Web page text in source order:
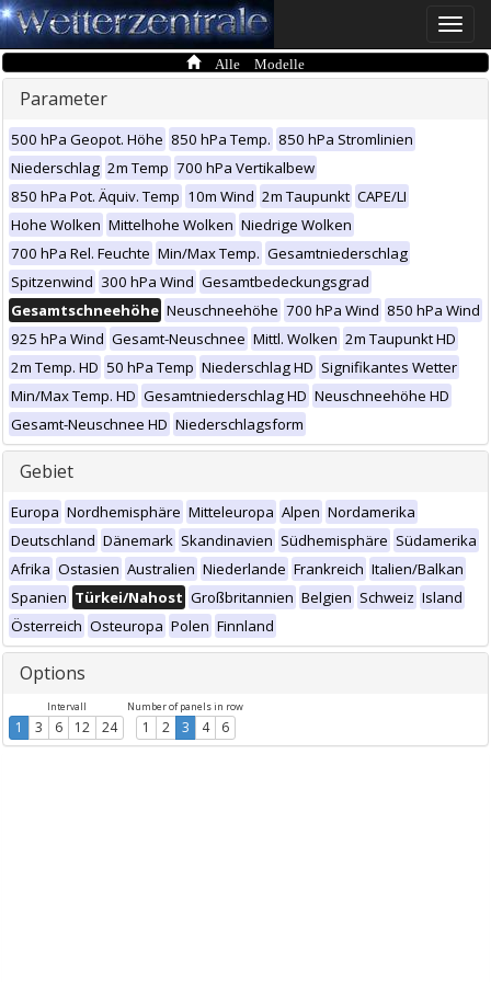
Toggle
Alle Modelle
Parameter
500 hPa Geopot. Höhe 850 hPa Temp. 850 hPa Stromlinien
Niederschlag 2m Temp 700 hPa Vertikalbew
850 hPa Pot. Äquiv. Temp 10m Wind 2m Taupunkt CAPE/LI
Hohe Wolken Mittelhohe Wolken Niedrige Wolken
700 hPa Rel. Feuchte Min/Max Temp. Gesamtniederschlag
Spitzenwind 300 hPa Wind Gesamtbedeckungsgrad
Gesamtschneehöhe Neuschneehöhe 700 hPa Wind 850 hPa Wind
925 hPa Wind Gesamt-Neuschnee Mittl. Wolken 2m Taupunkt HD
2m Temp. HD 50 hPa Temp Niederschlag HD Signifikantes Wetter
Min/Max Temp. HD Gesamtniederschlag HD Neuschneehöhe HD
Gesamt-Neuschnee HD Niederschlagsform
Gebiet
Europa Nordhemisphäre Mitteleuropa Alpen Nordamerika
Deutschland Dänemark Skandinavien Südhemisphäre Südamerika
Afrika Ostasien Australien Niederlande Frankreich Italien/Balkan
Spanien Türkei/Nahost Großbritannien Belgien Schweiz Island
Österreich Osteuropa Polen Finnland
Options
Intervall
1 3 6 12 24
Number of panels in row
1 2 3 4 6